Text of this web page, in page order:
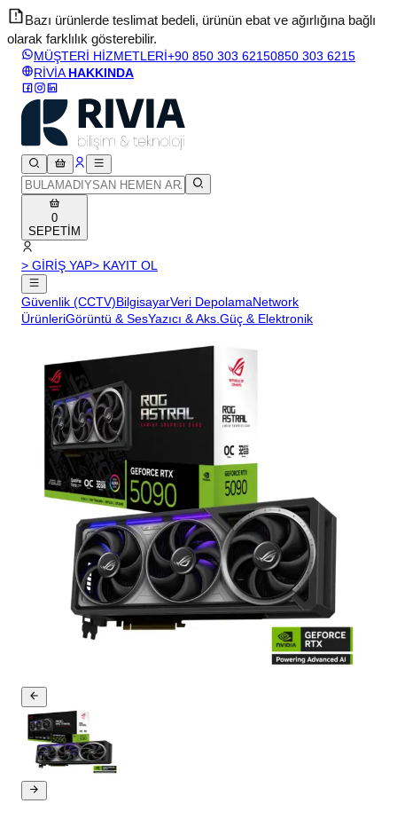
Bazı ürünlerde teslimat bedeli, ürünün ebat ve ağırlığına bağlı
olarak farklılık gösterebilir.
MÜŞTERİ HİZMETLERİ+90 850 303 62150850 303 6215
RİVİA HAKKINDA
0
SEPETİM
> GİRİŞ YAP> KAYIT OL
Güvenlik (CCTV)BilgisayarVeri DepolamaNetwork
ÜrünleriGörüntü & SesYazıcı & Aks.Güç & Elektronik